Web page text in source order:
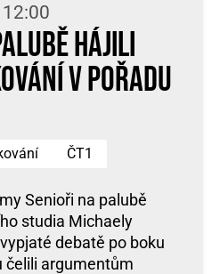
hájili
v pořadu
ČT1
Senioři na palubě
studia Michaely
debatě po boku
čelili argumentům